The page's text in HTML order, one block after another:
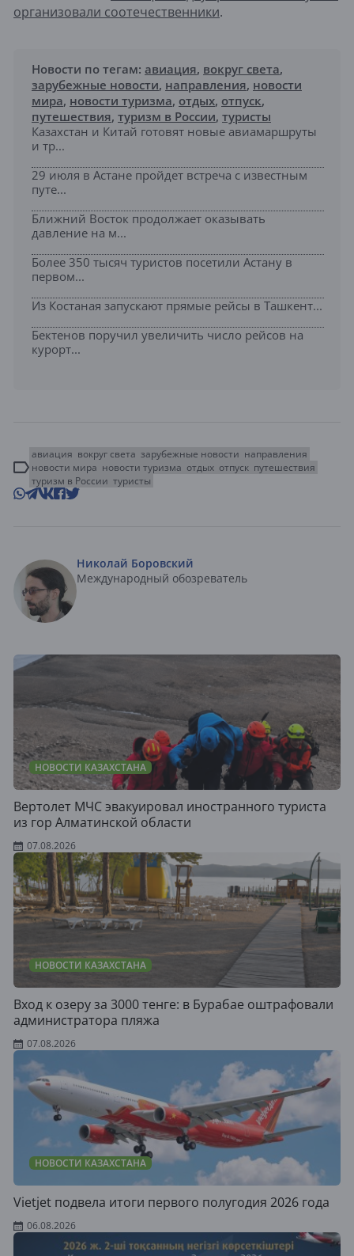
организовали соотечественники.
Новости по тегам: авиация, вокруг света,
зарубежные новости, направления, новости
мира, новости туризма, отдых, отпуск,
путешествия, туризм в России, туристы
Казахстан и Китай готовят новые авиамаршруты
и тр...
29 июля в Астане пройдет встреча с известным
путе...
Ближний Восток продолжает оказывать
давление на м...
Более 350 тысяч туристов посетили Астану в
первом...
Из Костаная запускают прямые рейсы в Ташкент...
Бектенов поручил увеличить число рейсов на
курорт...
авиация вокруг света зарубежные новости направления
новости мира новости туризма отдых отпуск путешествия
туризм в России туристы
Николай Боровский
Международный обозреватель
НОВОСТИ КАЗАХСТАНА
Вертолет МЧС эвакуировал иностранного туриста
из гор Алматинской области
07.08.2026
НОВОСТИ КАЗАХСТАНА
Вход к озеру за 3000 тенге: в Бурабае оштрафовали
администратора пляжа
07.08.2026
НОВОСТИ КАЗАХСТАНА
Vietjet подвела итоги первого полугодия 2026 года
06.08.2026